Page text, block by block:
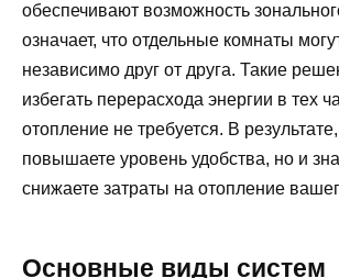
обеспечивают возможность
означает, что отдельные комнаты
независимо друг от друга. Такие
избегать перерасхода энергии в тех
отопление не требуется. В
повышаете уровень удобства, но и
снижаете затраты на отопление
Основные виды систем